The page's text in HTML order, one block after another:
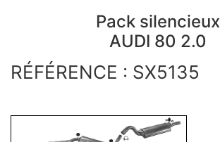
Pack silencieux
AUDI 80 2.0
RÉFÉRENCE : SX5135